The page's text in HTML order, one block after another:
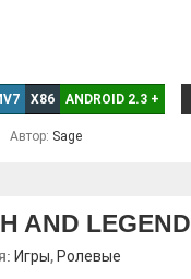
X86 ANDROID 2.3 +
Автор: Sage
AND LEGEND
Игры, Ролевые